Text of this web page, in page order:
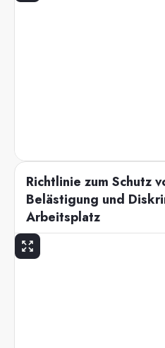
Richtlinie zum Schutz
Belästigung und
Arbeitsplatz